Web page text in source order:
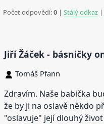
Počet odpovědí:0 |Stálý odkaz
Jiří Žáček - básničky
Tomáš Pfann
Zdravím. Naše babička
že by ji na oslavě někdo
"oslavuje" její dlouhý